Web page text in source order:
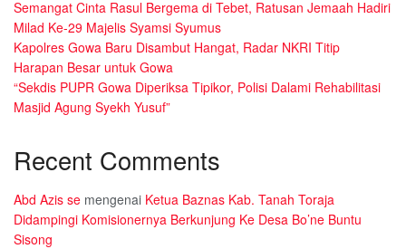
Semangat Cinta Rasul Bergema di Tebet, Ratusan Jemaah Hadiri
Milad Ke-29 Majelis Syamsi Syumus
Kapolres Gowa Baru Disambut Hangat, Radar NKRI Titip
Harapan Besar untuk Gowa
“Sekdis PUPR Gowa Diperiksa Tipikor, Polisi Dalami Rehabilitasi
Masjid Agung Syekh Yusuf”
Recent Comments
Abd Azis se mengenai Ketua Baznas Kab. Tanah Toraja
Didampingi Komisionernya Berkunjung Ke Desa Bo’ne Buntu
Sisong